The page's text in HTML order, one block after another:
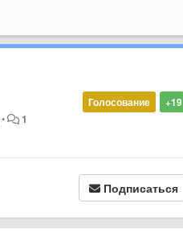
+19
Голосование
• 1
Подписаться